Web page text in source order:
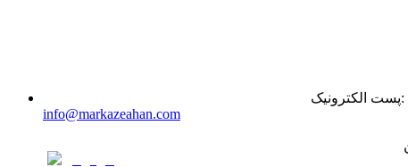
پست الکترونیک:
info@markazeahan.com